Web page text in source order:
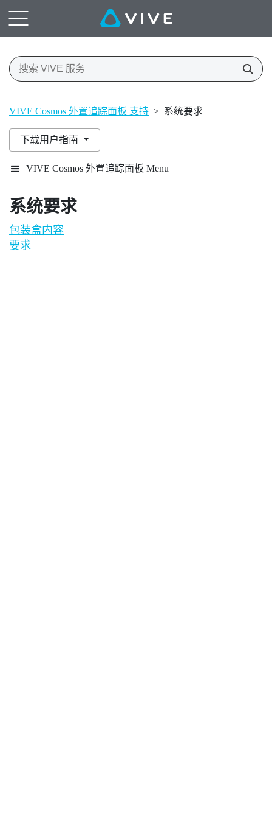
VIVE Cosmos 外置追踪面板 支持 > 系统要求
下载用户指南
VIVE Cosmos 外置追踪面板 Menu
系统要求
包装盒内容
要求